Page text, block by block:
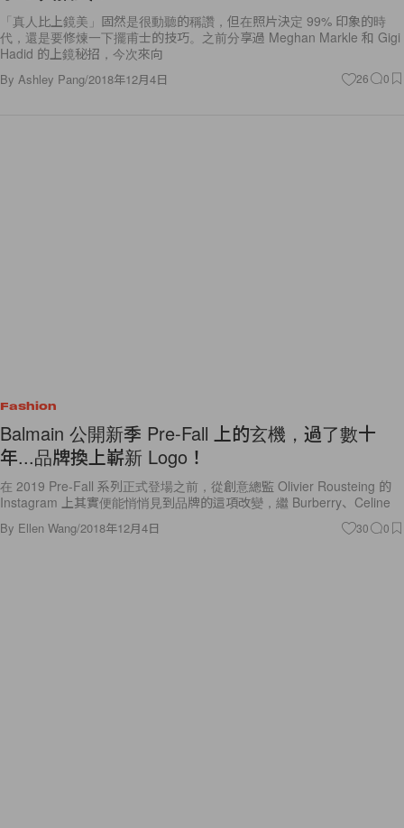
「真人比上鏡美」固然是很動聽的稱讚，但在照片決定 99% 印象的時
代，還是要修煉一下擺甫士的技巧。之前分享過 Meghan Markle 和 Gigi
Hadid 的上鏡秘招，今次來向
By Ashley Pang/2018年12月4日 26 0
Fashion
Balmain 公開新季 Pre-Fall 上的玄機，過了數十
年...品牌換上嶄新 Logo！
在 2019 Pre-Fall 系列正式登場之前，從創意總監 Olivier Rousteing 的
Instagram 上其實便能悄悄見到品牌的這項改變，繼 Burberry、Celine
By Ellen Wang/2018年12月4日 30 0